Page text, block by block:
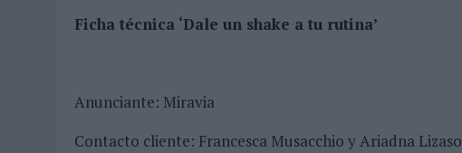
Ficha técnica ‘Dale un shake a tu rutina’
Anunciante: Miravia
Contacto cliente: Francesca Musacchio y Ariadna Lizaso